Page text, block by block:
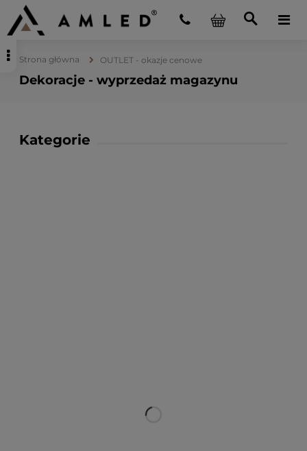
Strona główna OUTLET - okazje cenowe
Dekoracje - wyprzedaż magazynu
Kategorie